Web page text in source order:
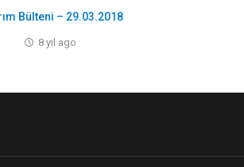
Bülteni – 29.03.2018
8 yıl ago